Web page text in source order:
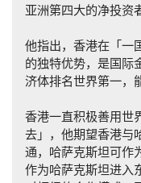
亚洲第四大的净投资
他指出，香港在「一
的独特优势，是国际
济体排名世界第一，
香港一直积极善用世
去」，他期望香港与
通，哈萨克斯坦可作
作为哈萨克斯坦进入